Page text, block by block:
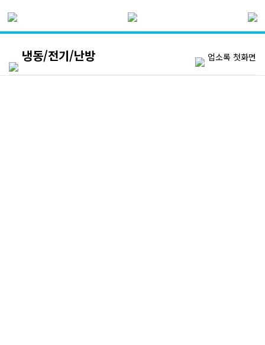
냉동/전기/난방 업소록 첫화면